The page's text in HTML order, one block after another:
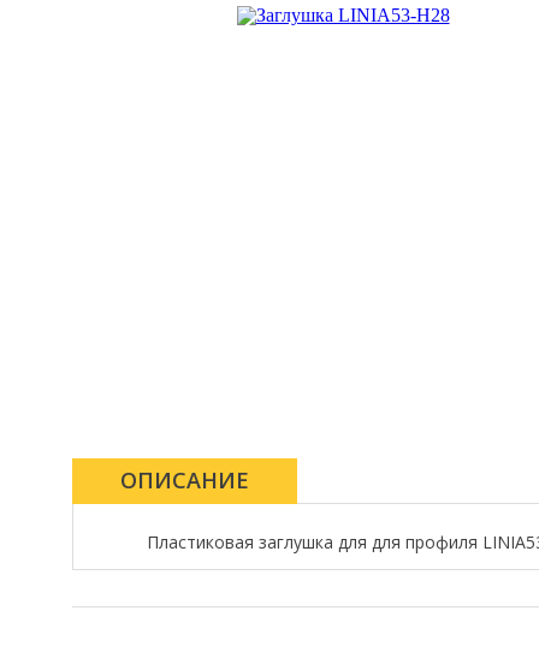
ОПИСАНИЕ
Пластиковая заглушка для для профиля